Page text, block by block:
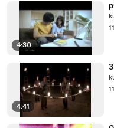
4:30
4:41